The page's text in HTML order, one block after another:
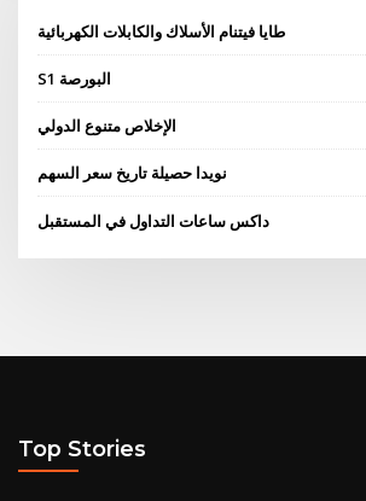
طايا فيتنام الأسلاك والكابلات الكهربائية
S1 البورصة
الإخلاص متنوع الدولي
نويدا حصيلة تاريخ سعر السهم
داكس ساعات التداول في المستقبل
Top Stories